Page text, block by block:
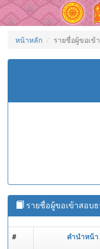
หน้าหลัก รายชื่อผู้ขอเ
รายชื่อผู้ขอเข้าสอ
# คำนำหน้า